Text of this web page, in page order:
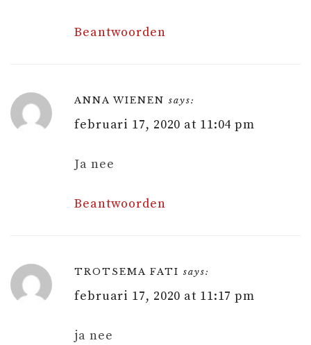
Beantwoorden
ANNA WIENEN says:
februari 17, 2020 at 11:04 pm
Ja nee
Beantwoorden
TROTSEMA FATI says:
februari 17, 2020 at 11:17 pm
ja nee